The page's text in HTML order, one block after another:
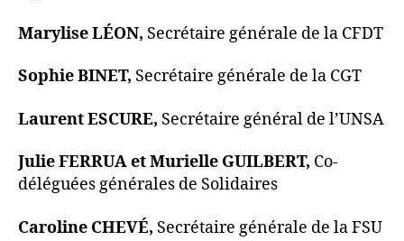
Marylise LÉON, Secrétaire générale de la CFDT
Sophie BINET, Secrétaire générale de la CGT
Laurent ESCURE, Secrétaire général de l’UNSA
Julie FERRUA et Murielle GUILBERT, Co-
déléguées générales de Solidaires
Caroline CHEVÉ, Secrétaire générale de la FSU